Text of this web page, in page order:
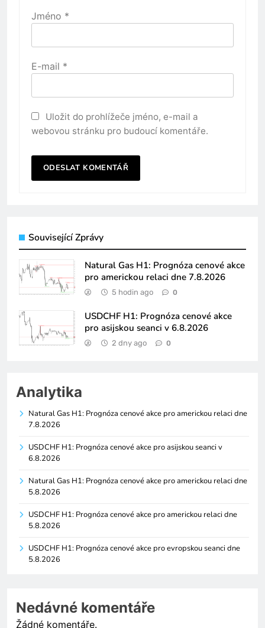
Jméno *
E-mail *
Uložit do prohlížeče jméno, e-mail a
webovou stránku pro budoucí komentáře.
Související Zprávy
Natural Gas H1: Prognóza cenové akce
pro americkou relaci dne 7.8.2026
5 hodin ago 0
USDCHF H1: Prognóza cenové akce
pro asijskou seanci v 6.8.2026
2 dny ago 0
Analytika
Natural Gas H1: Prognóza cenové akce pro americkou relaci dne
7.8.2026
USDCHF H1: Prognóza cenové akce pro asijskou seanci v
6.8.2026
Natural Gas H1: Prognóza cenové akce pro americkou relaci dne
5.8.2026
USDCHF H1: Prognóza cenové akce pro americkou relaci dne
5.8.2026
USDCHF H1: Prognóza cenové akce pro evropskou seanci dne
5.8.2026
Nedávné komentáře
Žádné komentáře.